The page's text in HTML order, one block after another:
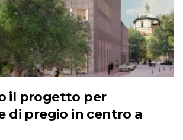
il progetto per
di pregio in centro a